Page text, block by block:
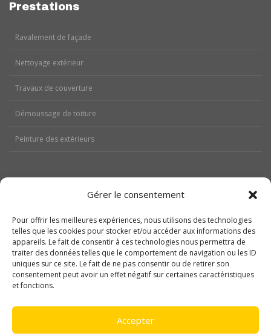
Gérer le consentement
Pour offrir les meilleures expériences, nous utilisons des technologies
telles que les cookies pour stocker et/ou accéder aux informations des
appareils. Le fait de consentir à ces technologies nous permettra de
traiter des données telles que le comportement de navigation ou les ID
uniques sur ce site. Le fait de ne pas consentir ou de retirer son
consentement peut avoir un effet négatif sur certaines caractéristiques
et fonctions.
Accepter
Prestations
Ravalement de façade
Nettoyage extérieur
Travaux de couverture
Démoussage de toiture
Peinture des extérieurs
Nos réalisations
Contactez-nous
Politique de cookies (UE)
Mentions légales